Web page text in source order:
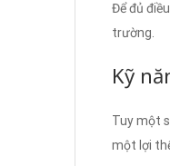
Để đủ
trường.
Kỹ
Tuy một
một lợi